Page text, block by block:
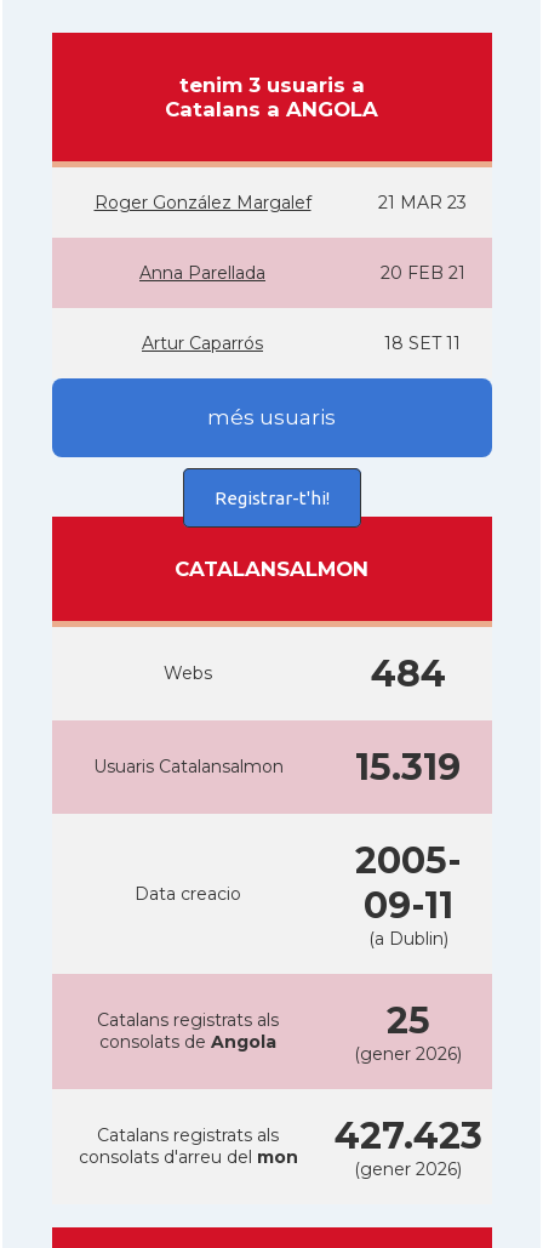
tenim 3 usuaris a
Catalans a ANGOLA
Roger González Margalef 21 MAR 23
Anna Parellada 20 FEB 21
Artur Caparrós 18 SET 11
més usuaris
Registrar-t'hi!
CATALANSALMON
Webs 484
Usuaris Catalansalmon 15.319
Data creacio
2005-
09-11
(a Dublin)
Catalans registrats als
consolats de Angola 25
(gener 2026)
Catalans registrats als
consolats d'arreu del mon 427.423
(gener 2026)